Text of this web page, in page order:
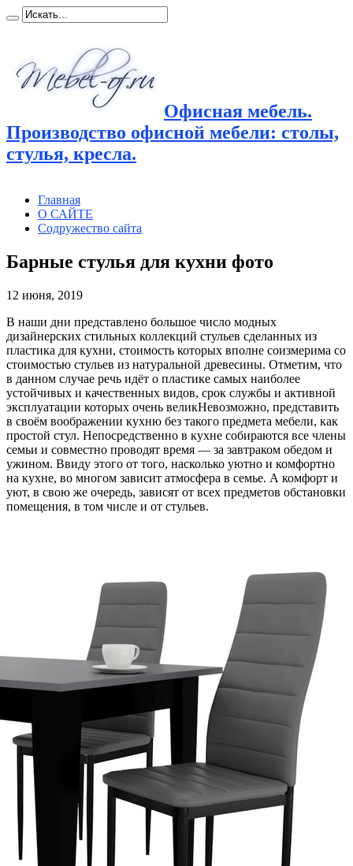
Офисная мебель.
Производство офисной мебели: столы,
стулья, кресла.
Главная
О САЙТЕ
Содружество сайта
Барные стулья для кухни фото
12 июня, 2019
В наши дни представлено большое число модных
дизайнерских стильных коллекций стульев сделанных из
пластика для кухни, стоимость которых вполне соизмерима со
стоимостью стульев из натуральной древесины. Отметим, что
в данном случае речь идёт о пластике самых наиболее
устойчивых и качественных видов, срок службы и активной
эксплуатации которых очень великНевозможно, представить
в своём воображении кухню без такого предмета мебели, как
простой стул. Непосредственно в кухне собираются все члены
семьи и совместно проводят время — за завтраком обедом и
ужином. Ввиду этого от того, насколько уютно и комфортно
на кухне, во многом зависит атмосфера в семье. А комфорт и
уют, в свою же очередь, зависят от всех предметов обстановки
помещения, в том числе и от стульев.